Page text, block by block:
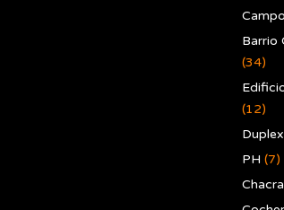
Campo
Barrio
(34)
(12)
Duplex
PH (7)
Chacra